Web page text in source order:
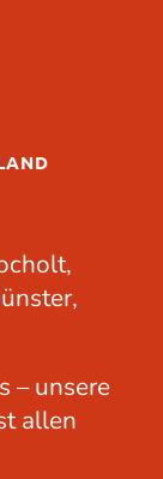
– unsere
allen